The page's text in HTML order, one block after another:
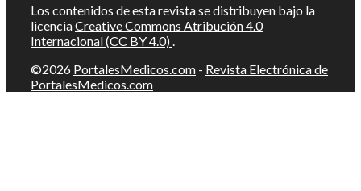
Los contenidos de esta revista se distribuyen bajo la
licenciaCreative Commons Atribución 4.0
Internacional (CC BY 4.0) .
©2026 PortalesMedicos.com - Revista Electrónica de
PortalesMedicos.com